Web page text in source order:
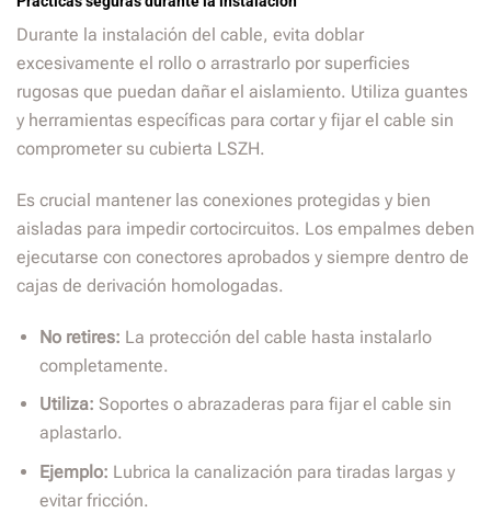
Durante la instalación del cable, evita doblar
excesivamente el rollo o arrastrarlo por superficies
rugosas que puedan dañar el aislamiento. Utiliza guantes
y herramientas específicas para cortar y fijar el cable sin
comprometer su cubierta LSZH.
Es crucial mantener las conexiones protegidas y bien
aisladas para impedir cortocircuitos. Los empalmes deben
ejecutarse con conectores aprobados y siempre dentro de
cajas de derivación homologadas.
No retires: La protección del cable hasta instalarlo
completamente.
Utiliza: Soportes o abrazaderas para fijar el cable sin
aplastarlo.
Ejemplo: Lubrica la canalización para tiradas largas y
evitar fricción.